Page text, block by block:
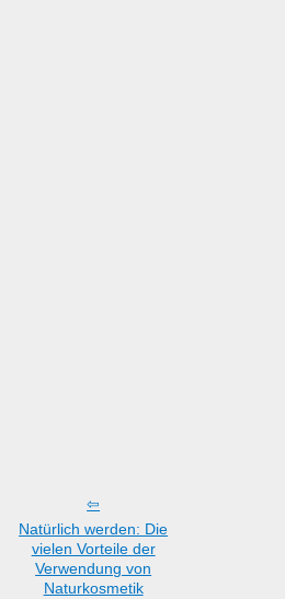
Natürlich werden: Die
vielen Vorteile der
Verwendung von
Naturkosmetik